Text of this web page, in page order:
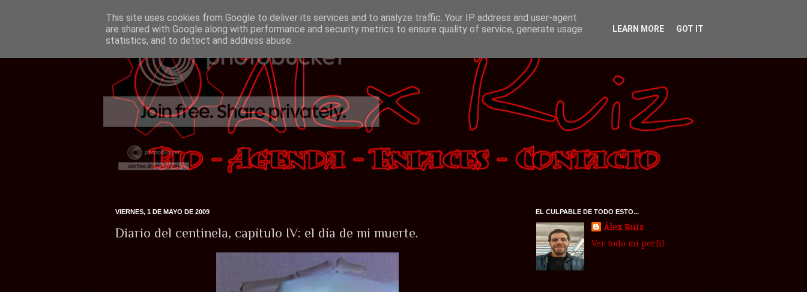
VIERNES, 1 DE MAYO DE 2009
Diario del centinela, capítulo IV: el día de mi muerte.
EL CULPABLE DE TODO ESTO...
Álex Ruiz
Ver todo mi perfil
This site uses cookies from Google to deliver its services and to analyze traffic. Your IP address and user-agent
are shared with Google along with performance and security metrics to ensure quality of service, generate usage
statistics, and to detect and address abuse.
LEARN MORE GOT IT